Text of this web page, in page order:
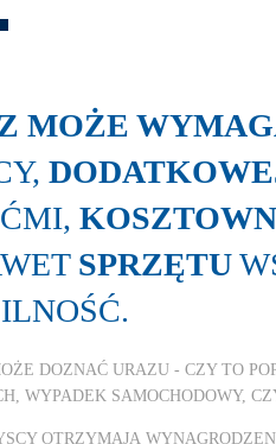
MOŻE
SPRZĘTU
DOZNAĆ URAZU - CZY TO
WYPADEK SAMOCHODOWY,
OTRZYMAJĄ